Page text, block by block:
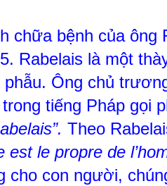
chữa bệnh của ông
Rabelais là một
phẫu. Ông chủ
tiếng Pháp gọi
”.Theo
est le propre de
cho con người,